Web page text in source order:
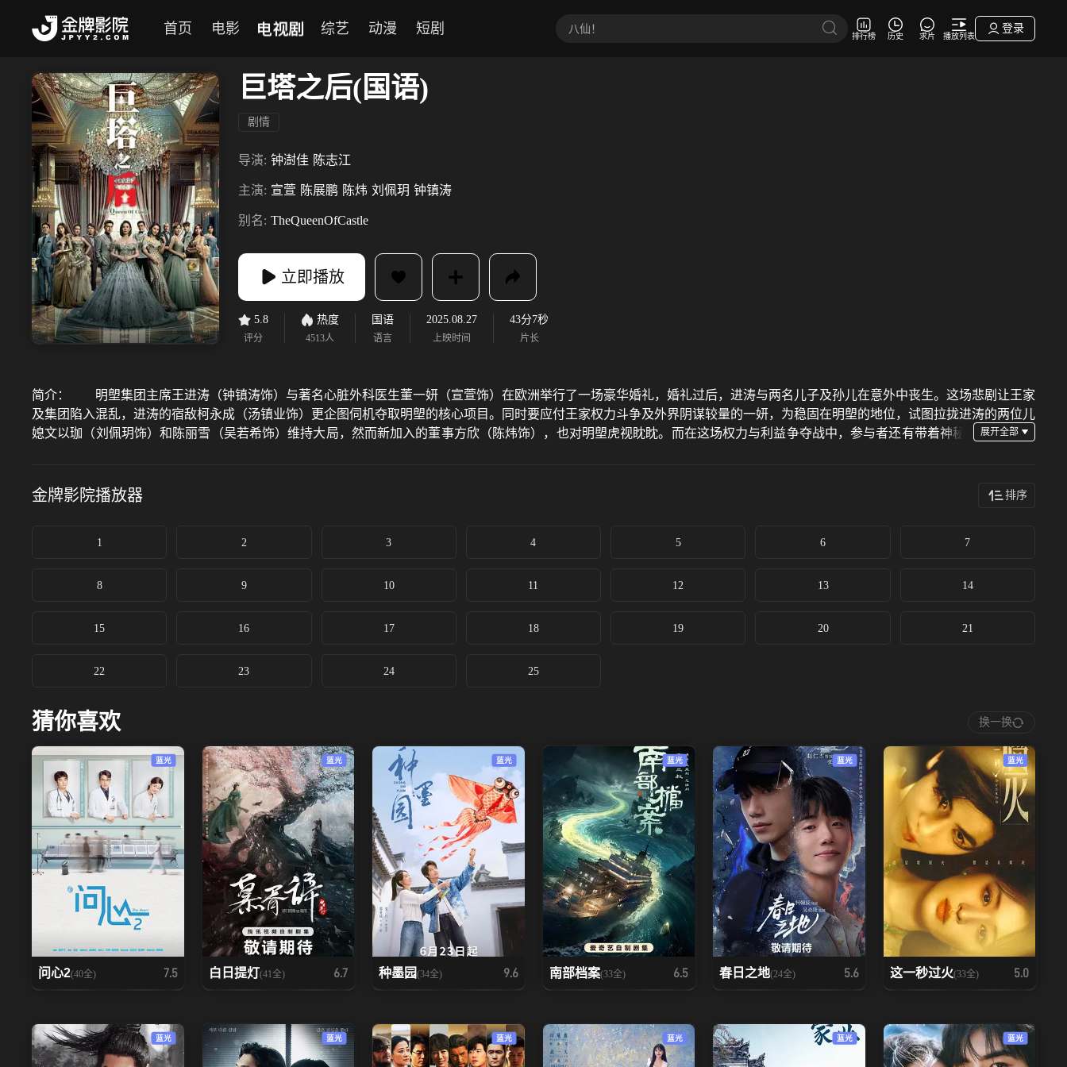
首页 电影 电视剧 综艺 动漫 短剧 排行榜 历史 求片 播放列表
登录
巨塔之后(国语)
剧情
导演: 钟澍佳 陈志江
主演: 宣萱 陈展鹏 陈炜 刘佩玥 钟镇涛
别名: TheQueenOfCastle
立即播放
5.8
评分
热度
4513人
国语
语言
2025.08.27
上映时间
43分7秒
片长
简介：
明塱集团主席王进涛（钟镇涛饰）与著名心脏外科医生董一妍（宣萱饰）在欧洲举行了一场豪华婚礼，婚礼过后，进涛与两名儿子及孙儿在意外中丧生。这场悲剧让王家
及集团陷入混乱，进涛的宿敌柯永成（汤镇业饰）更企图伺机夺取明塱的核心项目。同时要应付王家权力斗争及外界阴谋较量的一妍，为稳固在明塱的地位，试图拉拢进涛的两位儿
媳文以珈（刘佩玥饰）和陈丽雪（吴若希饰）维持大局，然而新加入的董事方欣（陈炜饰），也对明塱虎视眈眈。而在这场权力与利益争夺战中，参与者还有带着神秘
金牌影院播放器 排序
1 2 3 4 5 6 7
8 9 10 11 12 13 14
15 16 17 18 19 20 21
22 23 24 25
猜你喜欢 换一换
蓝光
问心2(40全) 7.5
蓝光
白日提灯(41全) 6.7
蓝光
种墨园(34全) 9.6
蓝光
南部档案(33全) 6.5
蓝光
春日之地(24全) 5.6
蓝光
这一秒过火(33全) 5.0
蓝光 蓝光 蓝光 蓝光 蓝光 蓝光